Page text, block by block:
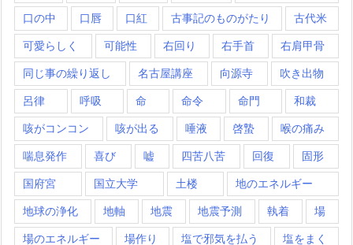
口の中 口唇 口紅 古事記のものがたり 古代米
可愛らしく 可能性 右回り 右手首 右肩甲骨
同じ事の繰り返し 名古屋講座 向源寺 吹き出物
呂律 呼吸 命 命令 命門 和裁
咳がコンコン 咳が出る 唾液 啓蟄 喉の痛み
喘息発作 喜び 嘘 四苦八苦 回復 固形
国府宮 国立大学 土楼 地のエネルギー
地球の浄化 地軸 地震 地震予測 執着 場
場のエネルギー 場作り 塩で邪気を払う 塩をまく